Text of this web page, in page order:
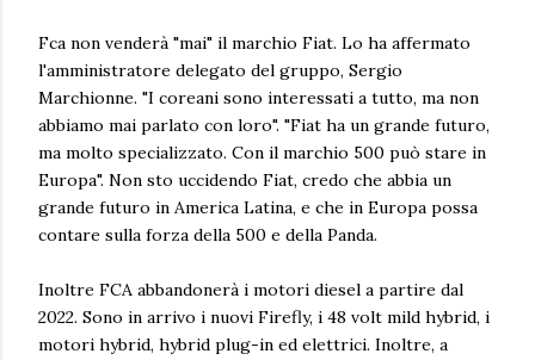
Fca non venderà "mai" il marchio Fiat. Lo ha affermato
l'amministratore delegato del gruppo, Sergio
Marchionne. "I coreani sono interessati a tutto, ma non
abbiamo mai parlato con loro". "Fiat ha un grande futuro,
ma molto specializzato. Con il marchio 500 può stare in
Europa". Non sto uccidendo Fiat, credo che abbia un
grande futuro in America Latina, e che in Europa possa
contare sulla forza della 500 e della Panda.
Inoltre FCA abbandonerà i motori diesel a partire dal
2022. Sono in arrivo i nuovi Firefly, i 48 volt mild hybrid, i
motori hybrid, hybrid plug-in ed elettrici. Inoltre, a